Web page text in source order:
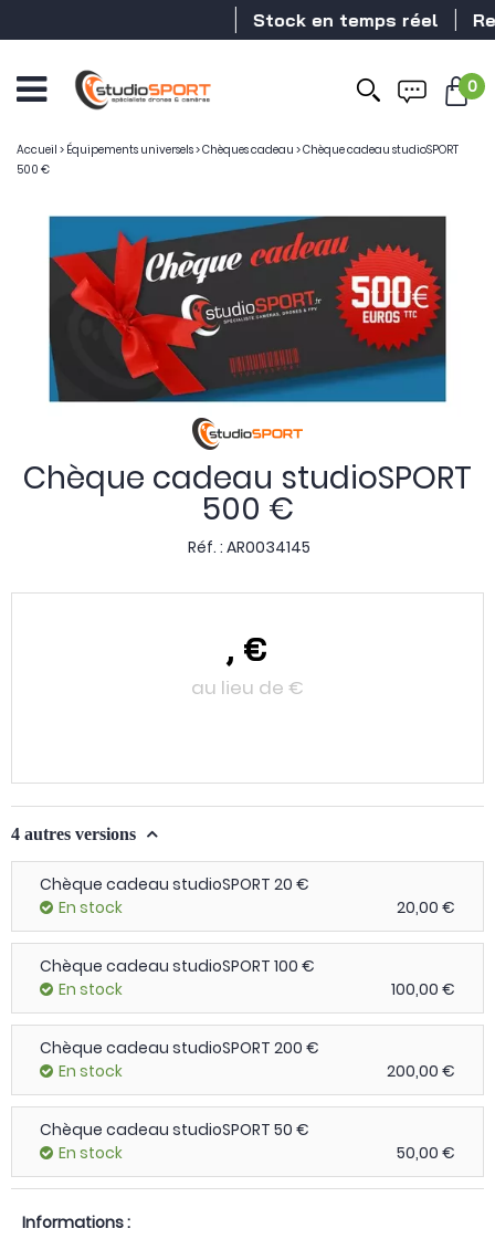
Stock en temps réel
0
Accueil > Équipements universels>Chèques cadeau >Chèque cadeau studioSPORT
500 €
Chèque cadeau studioSPORT
500 €
Réf. : AR0034145
, €
au lieu de €
4 autres versions
Chèque cadeau studioSPORT 20 €
En stock
20,00 €
Chèque cadeau studioSPORT 100 €
En stock
100,00 €
Chèque cadeau studioSPORT 200 €
En stock
200,00 €
Chèque cadeau studioSPORT 50 €
En stock
50,00 €
Informations :